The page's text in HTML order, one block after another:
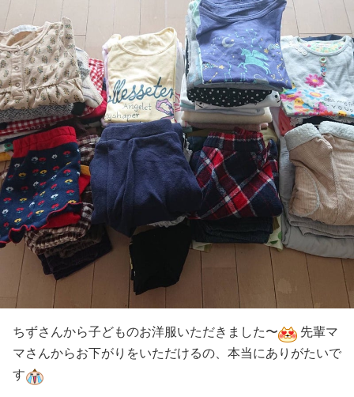
ちずさんから子どものお洋服いただきました〜
先輩マ
マさんからお下がりをいただけるの、本当にありがたいで
す